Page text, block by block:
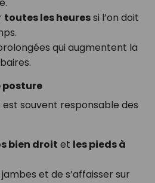
toutes les heuressi l’on doit
qui augmentent la
posture
souvent responsable des
bien droit et les pieds à
et de s’affaisser sur